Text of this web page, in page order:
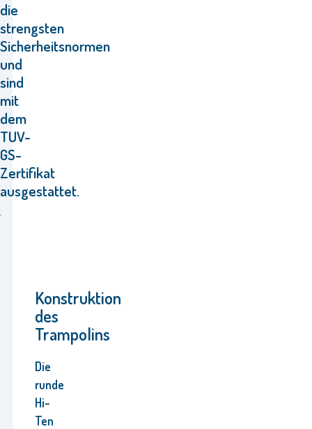
die
strengsten
Sicherheitsnormen
und
sind
mit
dem
TUV-
GS-
Zertifikat
ausgestattet.
Konstruktion
des
Trampolins
Die
runde
Hi-
Ten